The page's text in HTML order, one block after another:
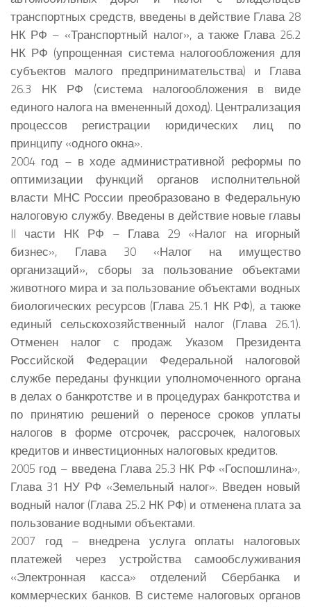
транспортных средств, введены в действие Глава 28
НК РФ – «Транспортный налог», а также Глава 26.2
НК РФ (упрощенная система налогообложения для
субъектов малого предпринимательства) и Глава
26.3 НК РФ (система налогообложения в виде
единого налога на вмененный доход). Централизация
процессов регистрации юридических лиц по
принципу «одного окна».
2004 год – в ходе административной реформы по
оптимизации функций органов исполнительной
власти МНС России преобразовано в Федеральную
налоговую службу. Введены в действие новые главы
II части НК РФ – Глава 29 «Налог на игорный
бизнес», Глава 30 «Налог на имущество
организаций», сборы за пользование объектами
животного мира и за пользование объектами водных
биологических ресурсов (Глава 25.1 НК РФ), а также
единый сельскохозяйственный налог (Глава 26.1).
Отменен налог с продаж. Указом Президента
Российской Федерации Федеральной налоговой
службе переданы функции уполномоченного органа
в делах о банкротстве и в процедурах банкротства и
по принятию решений о переносе сроков уплаты
налогов в форме отсрочек, рассрочек, налоговых
кредитов и инвестиционных налоговых кредитов.
2005 год – введена Глава 25.3 НК РФ «Госпошлина»,
Глава 31 НУ РФ «Земельный налог». Введен новый
водный налог (Глава 25.2 НК РФ) и отменена плата за
пользование водными объектами.
2007 год – внедрена услуга оплаты налоговых
платежей через устройства самообслуживания
«Электронная касса» отделений Сбербанка и
коммерческих банков. В системе налоговых органов